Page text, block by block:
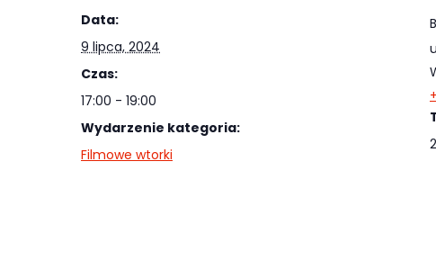
Data:
9 lipca, 2024
Czas:
17:00 - 19:00
Wydarzenie kategoria:
Filmowe wtorki
działała jak
podczas
twojego
przejścia na nią.
Jeśli odrzucisz
te pliki cookie,